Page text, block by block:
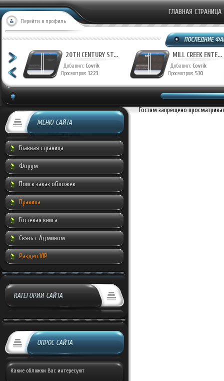
Перейти в профиль
ГЛАВНАЯ СТРАНИЦА
20TH CENTURY ST...
Добавил: Covrik
Просмотров: 1223
MILL CREEK ENTE...
Добавил: Covrik
Просмотров: 510
МЕНЮ САЙТА
Главная страница
Форум
Поиск заказ обложек
Правила
Гостевая книга
Связь с Админом
Раздел VIP
КАТЕГОРИИ САЙТА
ОПРОС САЙТА
Какие обложки Вас интересуют
Гостям запрещено